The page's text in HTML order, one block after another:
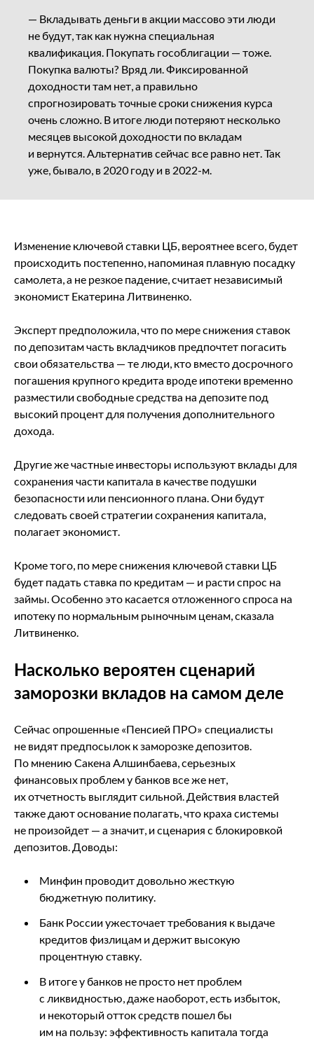
— Вкладывать деньги в акции массово эти люди
не будут, так как нужна специальная
квалификация. Покупать гособлигации — тоже.
Покупка валюты? Вряд ли. Фиксированной
доходности там нет, а правильно
спрогнозировать точные сроки снижения курса
очень сложно. В итоге люди потеряют несколько
месяцев высокой доходности по вкладам
и вернутся. Альтернатив сейчас все равно нет. Так
уже, бывало, в 2020 году и в 2022-м.
Изменение ключевой ставки ЦБ, вероятнее всего, будет
происходить постепенно, напоминая плавную посадку
самолета, а не резкое падение, считает независимый
экономист Екатерина Литвиненко.
Эксперт предположила, что по мере снижения ставок
по депозитам часть вкладчиков предпочтет погасить
свои обязательства — те люди, кто вместо досрочного
погашения крупного кредита вроде ипотеки временно
разместили свободные средства на депозите под
высокий процент для получения дополнительного
дохода.
Другие же частные инвесторы используют вклады для
сохранения части капитала в качестве подушки
безопасности или пенсионного плана. Они будут
следовать своей стратегии сохранения капитала,
полагает экономист.
Кроме того, по мере снижения ключевой ставки ЦБ
будет падать ставка по кредитам — и расти спрос на
займы. Особенно это касается отложенного спроса на
ипотеку по нормальным рыночным ценам, сказала
Литвиненко.
Насколько вероятен сценарий
заморозки вкладов на самом деле
Сейчас опрошенные «Пенсией ПРО» специалисты
не видят предпосылок к заморозке депозитов.
По мнению Сакена Алшинбаева, серьезных
финансовых проблем у банков все же нет,
их отчетность выглядит сильной. Действия властей
также дают основание полагать, что краха системы
не произойдет — а значит, и сценария с блокировкой
депозитов. Доводы:
Минфин проводит довольно жесткую
бюджетную политику.
Банк России ужесточает требования к выдаче
кредитов физлицам и держит высокую
процентную ставку.
В итоге у банков не просто нет проблем
с ликвидностью, даже наоборот, есть избыток,
и некоторый отток средств пошел бы
им на пользу: эффективность капитала тогда